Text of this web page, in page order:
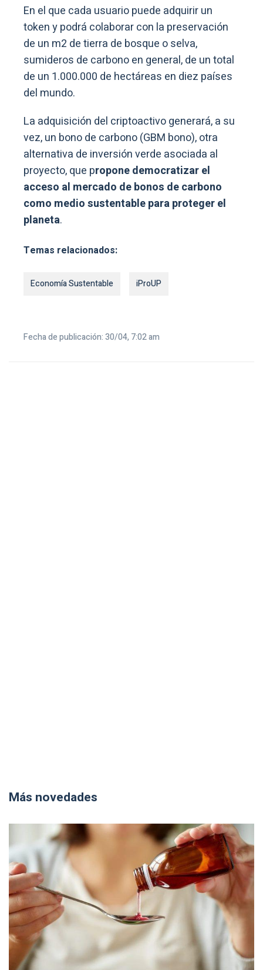
En el que cada usuario puede adquirir un
token y podrá colaborar con la preservación
de un m2 de tierra de bosque o selva,
sumideros de carbono en general, de un total
de un 1.000.000 de hectáreas en diez países
del mundo.
La adquisición del criptoactivo generará, a su
vez, un bono de carbono (GBM bono), otra
alternativa de inversión verde asociada al
proyecto, que propone democratizar el
acceso al mercado de bonos de carbono
como medio sustentable para proteger el
planeta.
Temas relacionados:
Economía Sustentable iProUP
Fecha de publicación: 30/04, 7:02 am
Más novedades